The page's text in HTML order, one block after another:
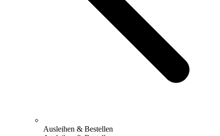
Ausleihen & Bestellen